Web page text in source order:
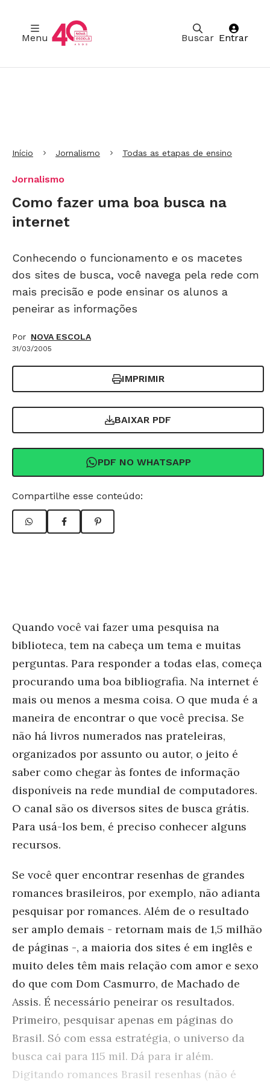
Buscar
Menu Entrar
Início Jornalismo Todas as etapas de ensino
Jornalismo
Como fazer uma boa busca na
internet
Conhecendo o funcionamento e os macetes
dos sites de busca, você navega pela rede com
mais precisão e pode ensinar os alunos a
peneirar as informações
Por NOVA ESCOLA
31/03/2005
IMPRIMIR
BAIXAR PDF
PDF NO WHATSAPP
Compartilhe esse conteúdo:
Quando você vai fazer uma pesquisa na
biblioteca, tem na cabeça um tema e muitas
perguntas. Para responder a todas elas, começa
procurando uma boa bibliografia. Na internet é
mais ou menos a mesma coisa. O que muda é a
maneira de encontrar o que você precisa. Se
não há livros numerados nas prateleiras,
organizados por assunto ou autor, o jeito é
saber como chegar às fontes de informação
disponíveis na rede mundial de computadores.
O canal são os diversos sites de busca grátis.
Para usá-los bem, é preciso conhecer alguns
recursos.
Se você quer encontrar resenhas de grandes
romances brasileiros, por exemplo, não adianta
pesquisar por romances. Além de o resultado
ser amplo demais - retornam mais de 1,5 milhão
de páginas -, a maioria dos sites é em inglês e
muito deles têm mais relação com amor e sexo
do que com Dom Casmurro, de Machado de
Assis. É necessário peneirar os resultados.
Primeiro, pesquisar apenas em páginas do
Brasil. Só com essa estratégia, o universo da
busca cai para 115 mil. Dá para ir além.
Digitando romances Brasil resenhas (não é